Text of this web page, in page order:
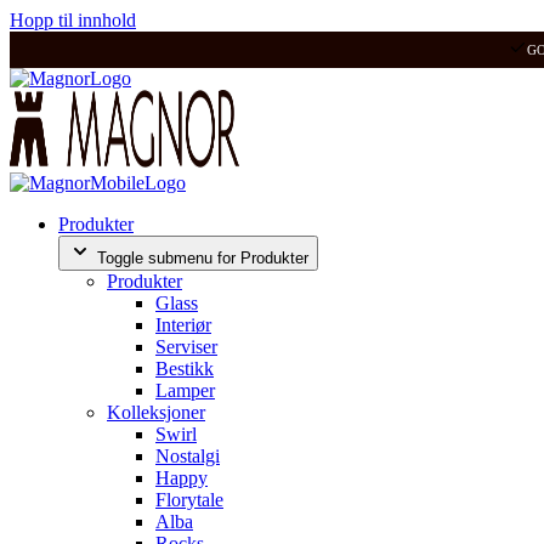
Hopp til innhold
Produkter
Toggle submenu for Produkter
Produkter
Glass
Interiør
Serviser
Bestikk
Lamper
Kolleksjoner
Swirl
Nostalgi
Happy
Florytale
Alba